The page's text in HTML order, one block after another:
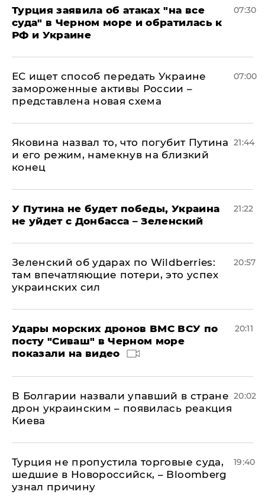
Турция заявила об атаках "на все
суда" в Черном море и обратилась к
РФ и Украине
07:30
ЕС ищет способ передать Украине
замороженные активы России –
представлена новая схема
07:00
Яковина назвал то, что погубит Путина
и его режим, намекнув на близкий
конец
21:44
У Путина не будет победы, Украина
не уйдет с Донбасса – Зеленский
21:22
Зеленский об ударах по Wildberries:
там впечатляющие потери, это успех
украинских сил
20:57
Удары морских дронов ВМС ВСУ по
посту "Сиваш" в Черном море
показали на видео
20:11
В Болгарии назвали упавший в стране
дрон украинским – появилась реакция
Киева
20:02
Турция не пропустила торговые суда,
шедшие в Новороссийск, – Bloomberg
узнал причину
19:40